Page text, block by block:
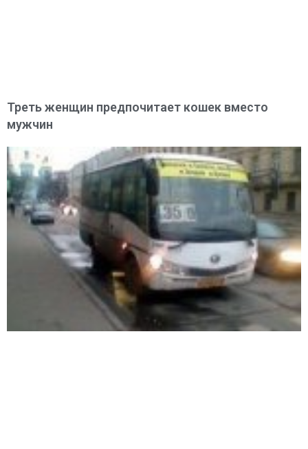
Треть женщин предпочитает кошек вместо
мужчин